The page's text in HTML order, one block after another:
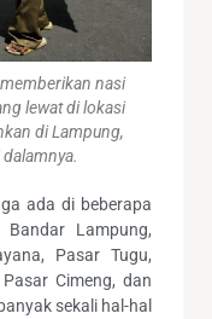
nasi
lewat di lokasi
di Lampung,
ada di beberapa
Lampung,
Pasar Tugu,
Cimeng, dan
sekali hal-hal